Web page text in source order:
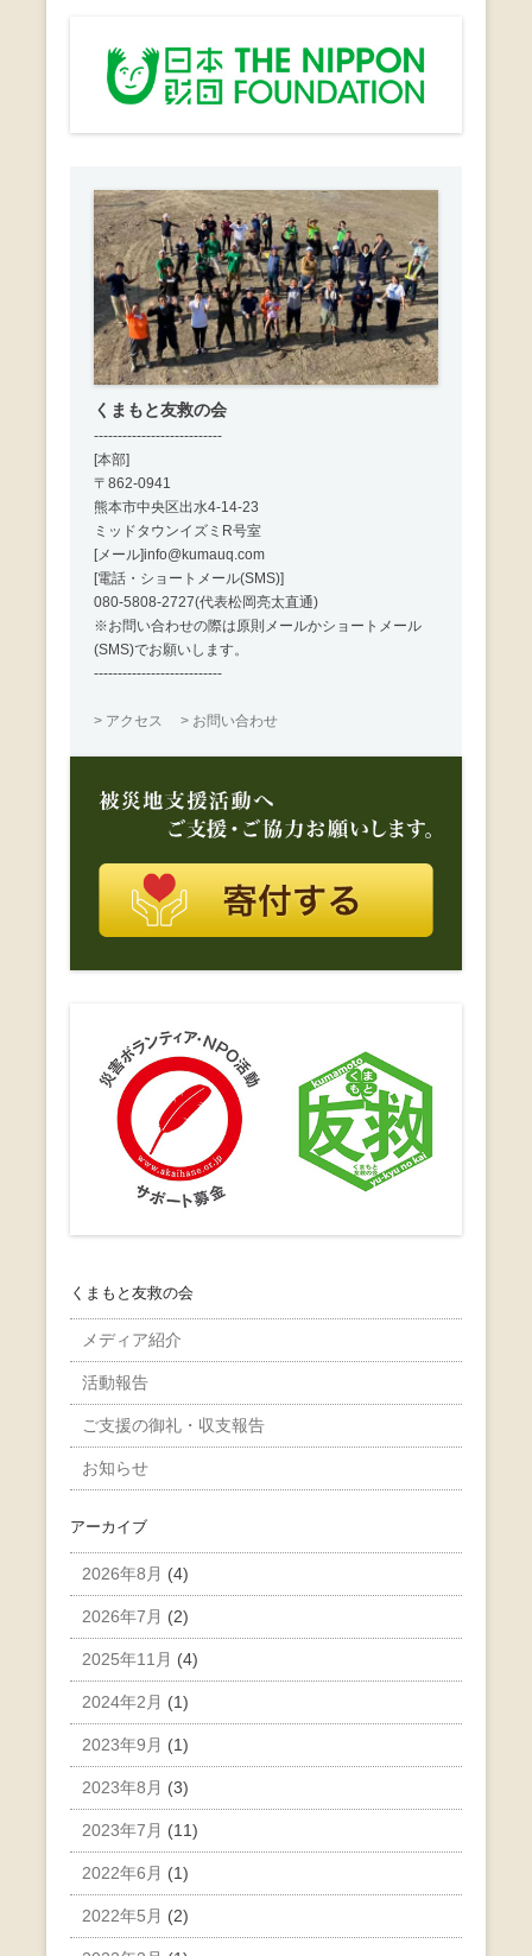
k
くまもと友救の会
---------------------------
[本部]
〒862-0941
熊本市中央区出水4-14-23
ミッドタウンイズミR号室
[メール]info@kumauq.com
[電話・ショートメール(SMS)]
080-5808-2727(代表松岡亮太直通)
※お問い合わせの際は原則メールかショートメール
(SMS)でお願いします。
---------------------------
> アクセス > お問い合わせ
くまもと友救の会
メディア紹介
活動報告
ご支援の御礼・収支報告
お知らせ
アーカイブ
2026年8月 (4)
2026年7月 (2)
2025年11月 (4)
2024年2月 (1)
2023年9月 (1)
2023年8月 (3)
2023年7月 (11)
2022年6月 (1)
2022年5月 (2)